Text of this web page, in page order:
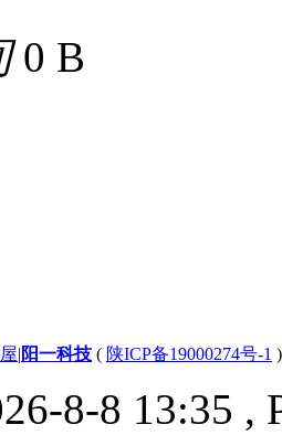
0 B
| 阳一科技 ( 陕ICP备19000274号-1 )
8-8 13:35 ,